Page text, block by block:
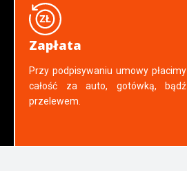
Zapłata
Przy podpisywaniu umowy płacimy
całość za auto, gotówką, bądź
przelewem.